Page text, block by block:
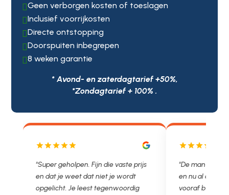
Geen verborgen kosten of toeslagen
Inclusief voorrijkosten
Directe ontstopping
Doorspuiten inbegrepen
8 weken garantie
* Avond- en zaterdagtarief +50%,
*Zondagtarief + 100% .
"De man rijden net weg. 11.00 gebeld
en nu al opgelost voor een vast en
vooraf besproken tarief. Lekker
"Wat een fijn
met een
je niet zo goed